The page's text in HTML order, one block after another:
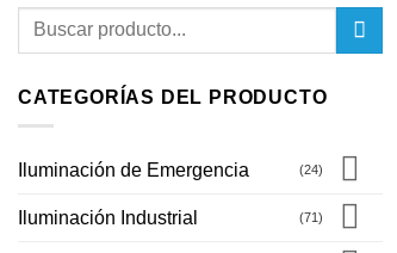
Buscar
CATEGORÍAS DEL PRODUCTO
Iluminación de Emergencia (24)
Iluminación Industrial (71)